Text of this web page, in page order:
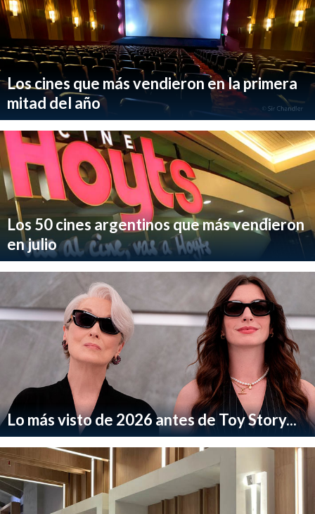
Los cines que más vendieron en la primera
mitad del año
Los 50 cines argentinos que más vendieron
en julio
Lo más visto de 2026 antes de Toy Story...